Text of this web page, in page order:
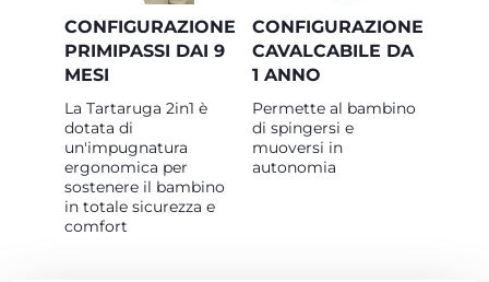
CONFIGURAZIONE
PRIMIPASSI DAI 9
MESI
La Tartaruga 2in1 è
dotata di
un'impugnatura
ergonomica per
sostenere il bambino
in totale sicurezza e
comfort
CONFIGURAZIONE
CAVALCABILE DA
1 ANNO
Permette al bambino
di spingersi e
muoversi in
autonomia